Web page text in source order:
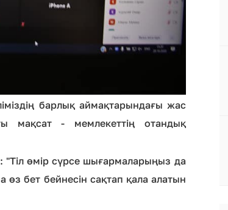
барлық аймақтарындағы жас
мақсат - мемлекеттің отандық
өмір сүрсе шығармаларыңыз да
бет бейнесін сақтап қала алатын